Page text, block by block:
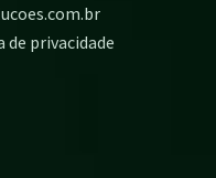
de privacidade